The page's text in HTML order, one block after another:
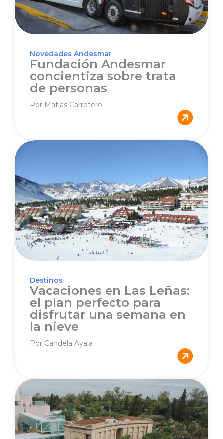
Novedades Andesmar
Fundación Andesmar
concientiza sobre trata
de personas
Por Matias Carretero
Destinos
Vacaciones en Las Leñas:
el plan perfecto para
disfrutar una semana en
la nieve
Por Candela Ayala